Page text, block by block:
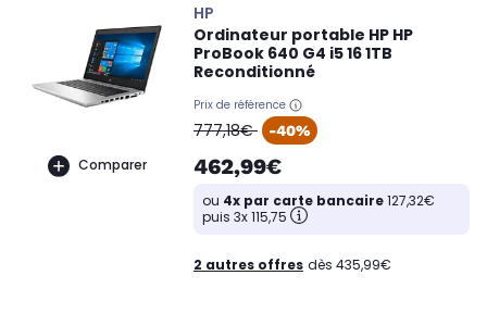
Comparer
HP
Ordinateur portable HP HP
ProBook 640 G4 i5 16 1TB
Reconditionné
Prix de référence
oldPrice
777,18€ -40%
462,99€
ou 4x par carte bancaire127,32€
puis 3x 115,75
2 autres offres dès 435,99€